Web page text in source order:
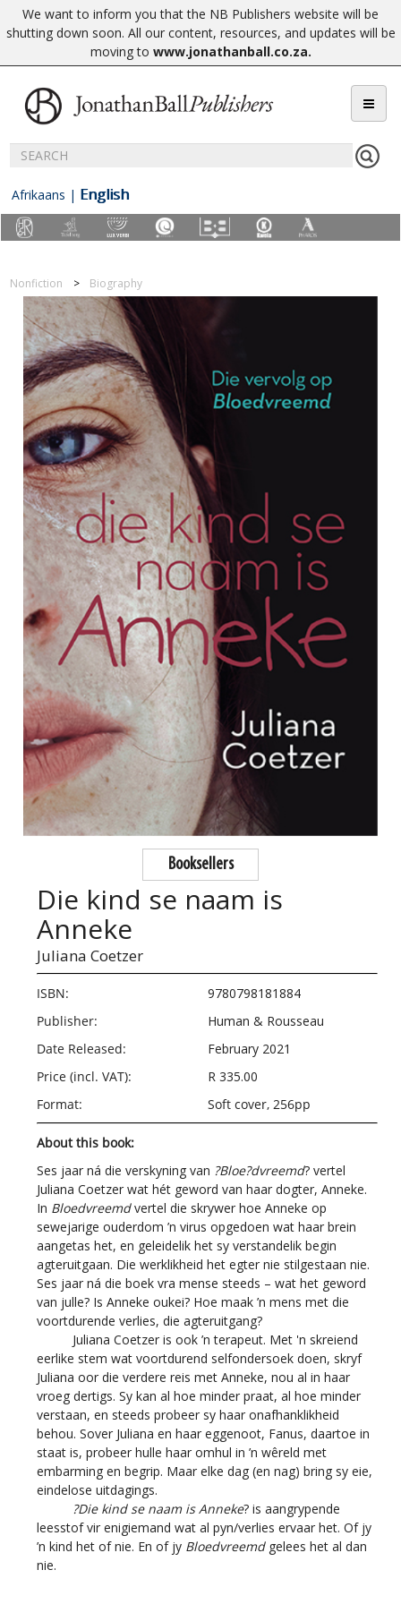
We want to inform you that the NB Publishers website will be
shutting down soon. All our content, resources, and updates will be
moving to www.jonathanball.co.za.
Afrikaans | English
Nonfiction Biography
Booksellers
Die kind se naam is
Anneke
Juliana Coetzer
ISBN:
9780798181884
Publisher:
Human & Rousseau
Date Released:
February 2021
Price (incl. VAT):
R 335.00
Format:
Soft cover, 256pp
About this book:
Ses jaar ná die verskyning van ?Bloe?dvreemd? vertel
Juliana Coetzer wat hét geword van haar dogter, Anneke.
In Bloedvreemdvertel die skrywer hoe Anneke op
sewejarige ouderdom ’n virus opgedoen wat haar brein
aangetas het, en geleidelik het sy verstandelik begin
agteruitgaan. Die werklikheid het egter nie stilgestaan nie.
Ses jaar ná die boek vra mense steeds – wat het geword
van julle? Is Anneke oukei? Hoe maak ’n mens met die
voortdurende verlies, die agteruitgang?
Juliana Coetzer is ook ’n terapeut. Met 'n skreiend
eerlike stem wat voortdurend selfondersoek doen, skryf
Juliana oor die verdere reis met Anneke, nou al in haar
vroeg dertigs. Sy kan al hoe minder praat, al hoe minder
verstaan, en steeds probeer sy haar onafhanklikheid
behou. Sover Juliana en haar eggenoot, Fanus, daartoe in
staat is, probeer hulle haar omhul in ’n wêreld met
embarming en begrip. Maar elke dag (en nag) bring sy eie,
eindelose uitdagings.
?Die kind se naam is Anneke? is aangrypende
leesstof vir enigiemand wat al pyn/verlies ervaar het. Of jy
’n kind het of nie. En of jy Bloedvreemd gelees het al dan
nie.